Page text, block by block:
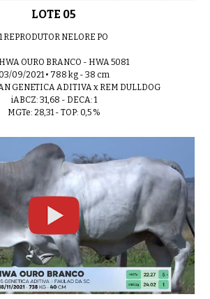
LOTE 05
1 REPRODUTOR NELORE PO
OURO BRANCO - HWA 5081
03/09/2021 • 788 kg - 38 cm
GENETICA ADITIVA x REM DULLDOG
iABCZ: 31,68 - DECA: 1
MGTe: 28,31 - TOP: 0,5 %